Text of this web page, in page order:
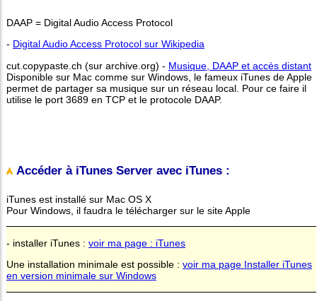
DAAP = Digital Audio Access Protocol
- Digital Audio Access Protocol sur Wikipedia
cut.copypaste.ch (sur archive.org) - Musique, DAAP et accès distant
Disponible sur Mac comme sur Windows, le fameux iTunes de Apple
permet de partager sa musique sur un réseau local. Pour ce faire il
utilise le port 3689 en TCP et le protocole DAAP.
Accéder à iTunes Server avec iTunes :
iTunes est installé sur Mac OS X
Pour Windows, il faudra le télécharger sur le site Apple
- installer iTunes : voir ma page : iTunes
Une installation minimale est possible : voir ma page Installer iTunes
en version minimale sur Windows